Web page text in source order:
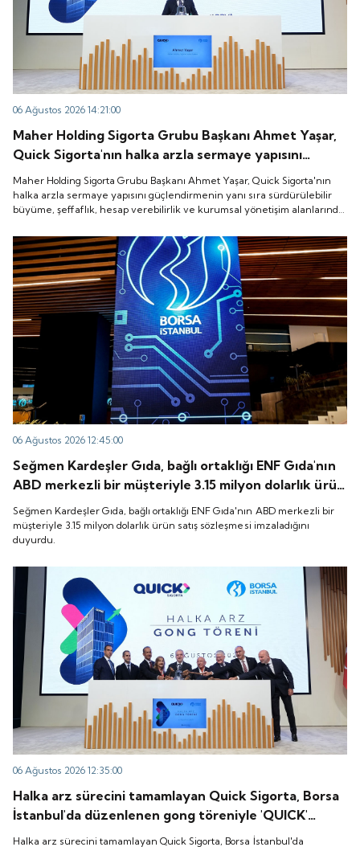
06 Ağustos 2026 14:21:00
Maher Holding Sigorta Grubu Başkanı Ahmet Yaşar,
Quick Sigorta'nın halka arzla sermaye yapısını
güçlendirmenin yanı sıra sürdürülebilir büyüme,
şeffaflık, hesap verebilirlik ve kurumsal yönetişim
alanlarında yeni bir döneme girdiğini belirtti.
Maher Holding Sigorta Grubu Başkanı Ahmet Yaşar, Quick Sigorta'nın
halka arzla sermaye yapısını güçlendirmenin yanı sıra sürdürülebilir
büyüme, şeffaflık, hesap verebilirlik ve kurumsal yönetişim alanlarında
06 Ağustos 2026 12:45:00
Seğmen Kardeşler Gıda, bağlı ortaklığı ENF Gıda'nın
ABD merkezli bir müşteriyle 3.15 milyon dolarlık ürün
satış sözleşmesi imzaladığını duyurdu.
Seğmen Kardeşler Gıda, bağlı ortaklığı ENF Gıda'nın ABD merkezli bir
müşteriyle 3.15 milyon dolarlık ürün satış sözleşmesi imzaladığını
duyurdu.
06 Ağustos 2026 12:35:00
Halka arz sürecini tamamlayan Quick Sigorta, Borsa
İstanbul'da düzenlenen gong töreniyle 'QUICK'
koduyla işlem görmeye başladı.
Halka arz sürecini tamamlayan Quick Sigorta, Borsa İstanbul'da